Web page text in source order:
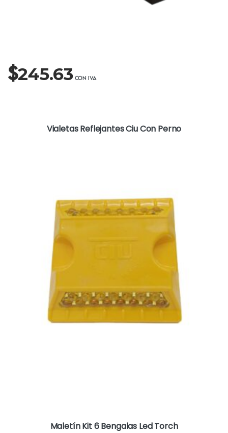
$245.63
Vialetas Reflejantes Ciu Con Perno
Maletín Kit 6 Bengalas Led Torch